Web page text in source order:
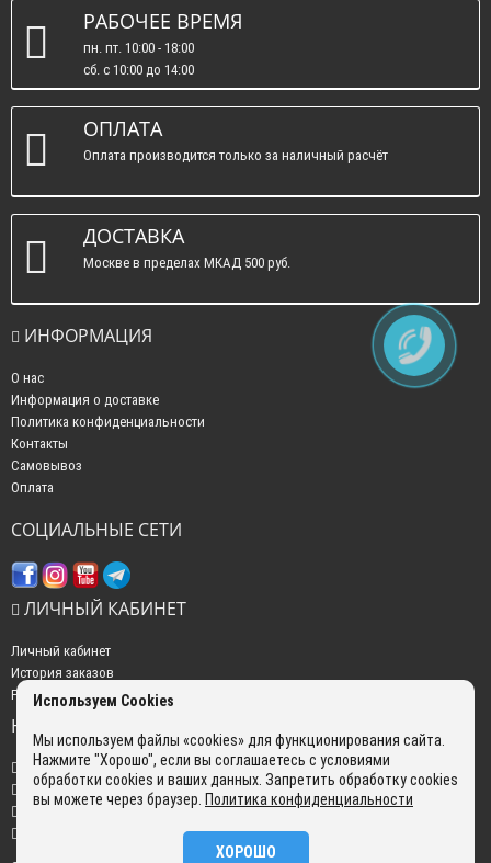
РАБОЧЕЕ ВРЕМЯ
пн. пт. 10:00 - 18:00
сб. c 10:00 до 14:00
вс. : выходные.
ОПЛАТА
Оплата производится только за наличный расчёт
ДОСТАВКА
Москве в пределах МКАД 500 руб.
ИНФОРМАЦИЯ
О нас
Информация о доставке
Политика конфиденциальности
Контакты
Самовывоз
Оплата
СОЦИАЛЬНЫЕ СЕТИ
ЛИЧНЫЙ КАБИНЕТ
Личный кабинет
История заказов
Рассылка новостей
НАШИ КОНТАКТЫ
+7 (499) 350-22-51
sales@gokyo.ru
пн. - пт. : с 10:00 до 18:00 сб. c 10:00 до 14:00 воскресенье : выходной.
г. Москва, Россия, Улица Сущёвский Вал, 5 с20
Используем Cookies
Мы используем файлы «cookies» для функционирования сайта.
Нажмите "Хорошо", если вы соглашаетесь с условиями
обработки cookies и ваших данных. Запретить обработку cookies
вы можете через браузер. Политика конфиденциальности
ХОРОШО